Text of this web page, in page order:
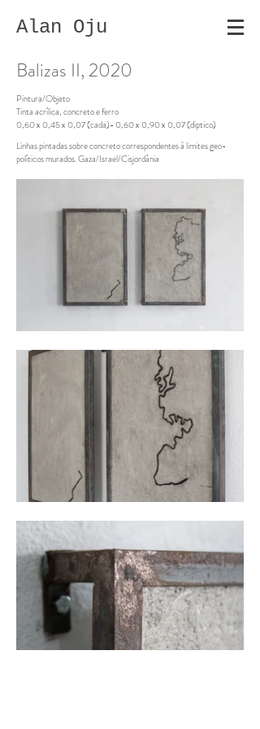
Alan Oju
Balizas II, 2020
Pintura/Objeto
Tinta acrílica, concreto e ferro
0,60 x 0,45 x 0,07 (cada)- 0,60 x 0,90 x 0,07 (diptico)
Linhas pintadas sobre concreto correspondentes à limites geo-
políticos murados. Gaza/Israel/Cisjordânia